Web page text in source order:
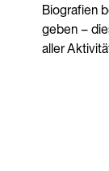
Biografien
geben –
aller